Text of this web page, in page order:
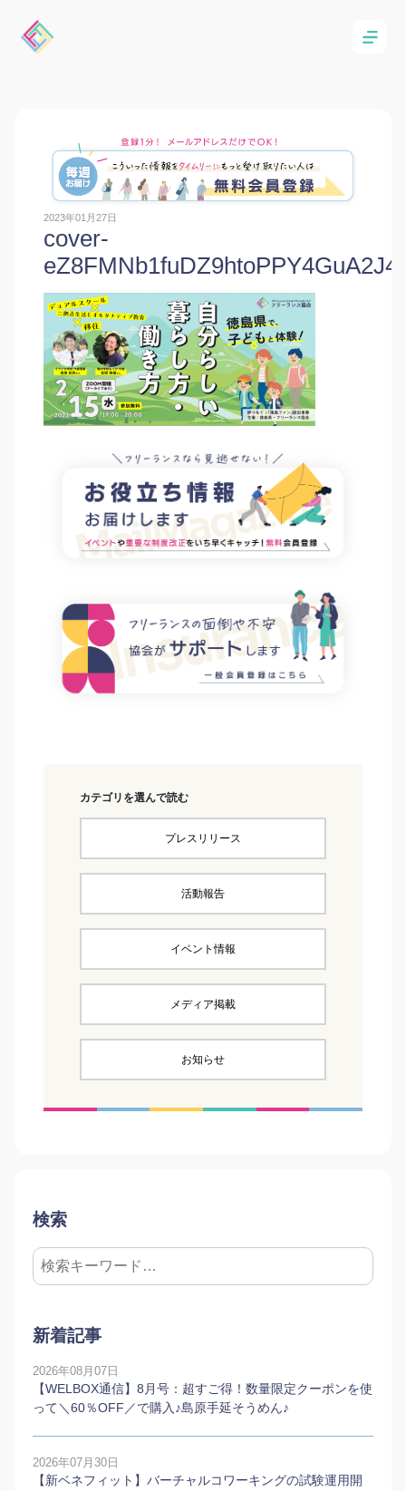
2023年01月27日
cover-
カテゴリを選んで読む
プレスリリース
活動報告
イベント情報
メディア掲載
お知らせ
検索
新着記事
2026年08月07日
【WELBOX通信】8月号：超すご得！数量限定クーポンを使
って＼60％OFF／で購入♪島原手延そうめん♪
2026年07月30日
【新ベネフィット】バーチャルコワーキングの試験運用開